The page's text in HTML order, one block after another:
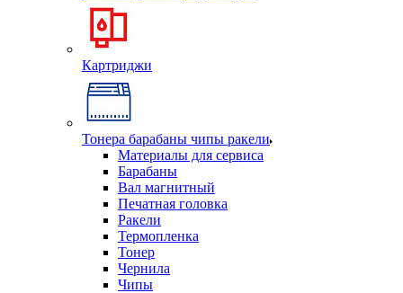
Картриджи
Тонера барабаны чипы ракели
Материалы для сервиса
Барабаны
Вал магнитный
Печатная головка
Ракели
Термопленка
Тонер
Чернила
Чипы